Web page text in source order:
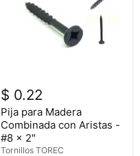
$ 0.22
Pija para Madera
Combinada con Aristas -
#8 x 2"
Tornillos TOREC